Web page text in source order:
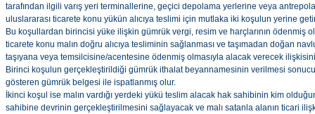
tarafından ilgili varış yeri terminallerine, geçici depolama yerlerine veya
uluslararası ticarete konu yükün alıcıya teslimi için mutlaka iki koşulun yerine
Bu koşullardan birincisi yüke ilişkin gümrük vergi, resim ve harçlarının ödenmiş
ticarete konu malın doğru alıcıya tesliminin sağlanması ve taşımadan doğan
taşıyana veya temsilcisine/acentesine ödenmiş olmasıyla alacak verecek
Birinci koşulun gerçekleştirildiği gümrük ithalat beyannamesinin verilmesi
gösteren gümrük belgesi ile ispatlanmış olur.
İkinci koşul ise malın vardığı yerdeki yükü teslim alacak hak sahibinin kim
sahibine devrinin gerçekleştirilmesini sağlayacak ve malı satanla alanın ticari